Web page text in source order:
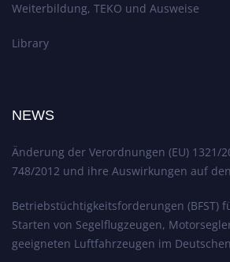
Weiterbildung, TEKO und Ausweise
Library
NEWS
Änderung der Verordnungen (EU) 1321/
748/2012 und ihre Auswirkungen auf
Betriebstüchtigkeitsforderungen (BFST)
Starten von Segelflugzeugen,
geeigneten Luftfahrzeugen im